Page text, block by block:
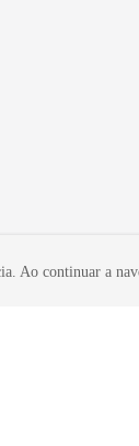
Ao continuar a